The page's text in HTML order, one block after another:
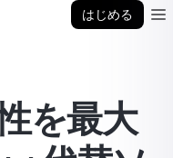
はじめる
を最大